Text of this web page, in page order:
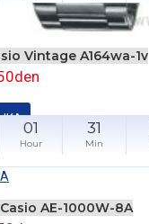
Vintage A164wa-1v
01
Hour
31
Min
Casio AE-1000W-8A